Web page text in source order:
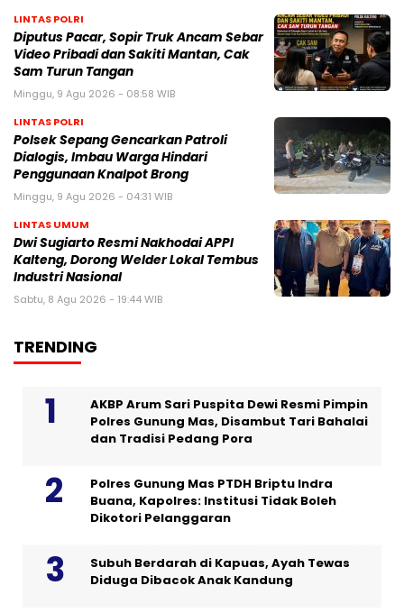
LINTAS POLRI
Diputus Pacar, Sopir Truk Ancam Sebar
Video Pribadi dan Sakiti Mantan, Cak
Sam Turun Tangan
Minggu, 9 Agu 2026 - 08:58 WIB
LINTAS POLRI
Polsek Sepang Gencarkan Patroli
Dialogis, Imbau Warga Hindari
Penggunaan Knalpot Brong
Minggu, 9 Agu 2026 - 04:31 WIB
LINTAS UMUM
Dwi Sugiarto Resmi Nakhodai APPI
Kalteng, Dorong Welder Lokal Tembus
Industri Nasional
Sabtu, 8 Agu 2026 - 19:44 WIB
TRENDING
AKBP Arum Sari Puspita Dewi Resmi Pimpin
Polres Gunung Mas, Disambut Tari Bahalai
dan Tradisi Pedang Pora
Polres Gunung Mas PTDH Briptu Indra
Buana, Kapolres: Institusi Tidak Boleh
Dikotori Pelanggaran
Subuh Berdarah di Kapuas, Ayah Tewas
Diduga Dibacok Anak Kandung